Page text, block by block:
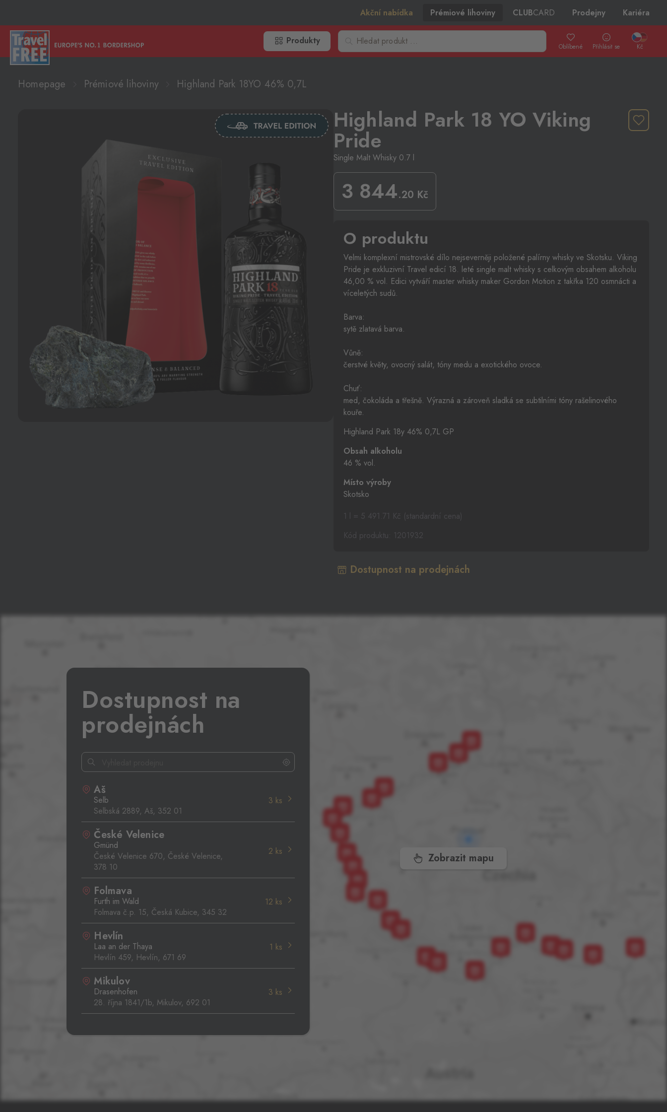
Akční nabídka Prémiové lihoviny CLUBCARD Prodejny Kariéra
Produkty
Oblíbené Přihlásit se Kč
Homepage Prémiové lihoviny Highland Park 18YO 46% 0,7L
Highland Park 18 YO Viking
Pride
Single Malt Whisky 0.7 l
3 844.20 Kč
O produktu
Velmi komplexní mistrovské dílo nejseverněji položené palírny whisky ve Skotsku. Viking
Pride je exkluzivní Travel edicí 18. leté single malt whisky s celkovým obsahem alkoholu
46,00 % vol. Edici vytváří master whisky maker Gordon Motion z takřka 120 osmnácti a
víceletých sudů.
Barva:
sytě zlatavá barva.
Vůně:
čerstvé květy, ovocný salát, tóny medu a exotického ovoce.
Chuť:
med, čokoláda a třešně. Výrazná a zároveň sladká se subtilními tóny rašelinového
kouře.
Highland Park 18y 46% 0,7L GP
Obsah alkoholu
46 % vol.
Místo výroby
Skotsko
1 l = 5 491.71 Kč (standardní cena)
Kód produktu: 1201932
Dostupnost na prodejnách
Zobrazit mapu
Dostupnost na
prodejnách
Aš
Selb
Selbská 2889, Aš, 352 01
3 ks
České Velenice
Gmünd
České Velenice 670, České Velenice,
378 10
2 ks
Folmava
Furth im Wald
Folmava č.p. 15, Česká Kubice, 345 32
12 ks
Hevlín
Laa an der Thaya
Hevlín 459, Hevlín, 671 69
1 ks
Mikulov
Drasenhofen
28. října 1841/1b, Mikulov, 692 01
3 ks
Waidhaus 1
Rožany 150, Šluknov,407 77